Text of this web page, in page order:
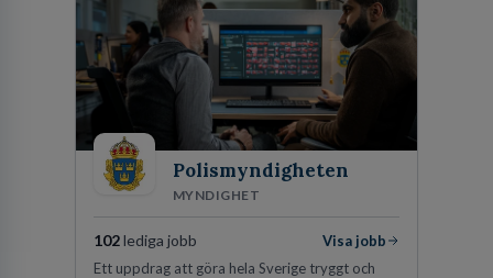
Polismyndigheten
MYNDIGHET
102lediga jobb
Visa jobb
Ett uppdrag att göra hela Sverige tryggt och